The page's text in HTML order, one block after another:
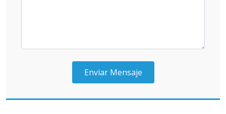
Enviar Mensaje